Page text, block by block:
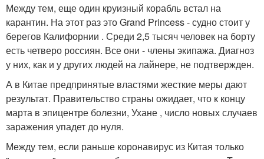
Между тем, еще один круизный корабль встал на
карантин. На этот раз это Grand Princess - судно стоит у
берегов Калифорнии . Среди 2,5 тысяч человек на борту
есть четверо россиян. Все они - члены экипажа. Диагноз
у них, как и у других людей на лайнере, не подтвержден.
А в Китае предпринятые властями жесткие меры дают
результат. Правительство страны ожидает, что к концу
марта в эпицентре болезни, Ухане , число новых случаев
заражения упадет до нуля.
Между тем, если раньше коронавирус из Китая только